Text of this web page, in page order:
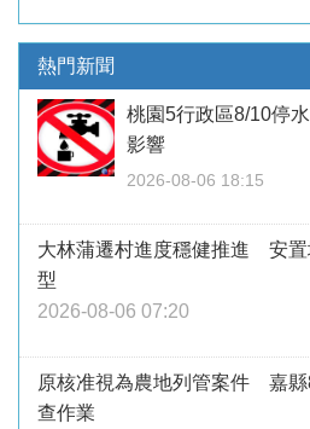
熱門新聞
桃園5行政區8/10停
影響
2026-08-06 18:15
大林蒲遷村進度穩健推進 安置
型
2026-08-06 07:20
原核准視為農地列管案件 嘉
查作業